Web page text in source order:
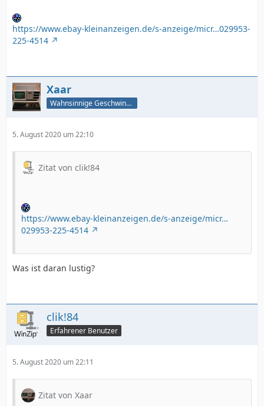
https://www.ebay-kleinanzeigen.de/s-anzeige/micr…029953-
225-4514
Xaar
Wahnsinnige Geschwindigkeit - und los!
5. August 2020 um 22:10
Zitat von clik!84
https://www.ebay-kleinanzeigen.de/s-anzeige/micr…
029953-225-4514
Was ist daran lustig?
clik!84
Erfahrener Benutzer
5. August 2020 um 22:11
Zitat von Xaar